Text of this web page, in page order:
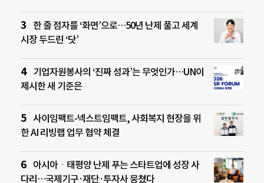
한 줄 점자를 ‘화면’으로…50년 난제 풀고 세계
시장 두드린 ‘닷’
기업자원봉사의 ‘진짜 성과’는 무엇인가…UN이
제시한 새 기준은
사이임팩트-넥스트임팩트, 사회복지 현장을 위
한 AI 리빙랩 업무 협약 체결
아시아ㆍ태평양 난제 푸는 스타트업에 성장 사
다리…국제기구·재단·투자사 뭉쳤다